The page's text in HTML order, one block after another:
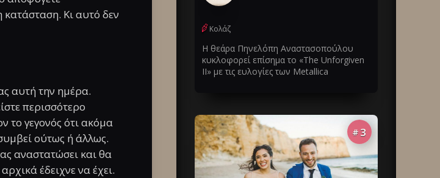
Κι αυτό δεν
αυτή την ημέρα.
περισσότερο
το γεγονός ότι ακόμα
ούτως ή άλλως.
αναστατώσει και θα
έδειχνε να έχει.
Κολάζ
Η θεάρα Πηνελόπη Αναστασοπούλου
κυκλοφορεί επίσημα το «The Unforgiven
II» με τις ευλογίες των Metallica
# 3